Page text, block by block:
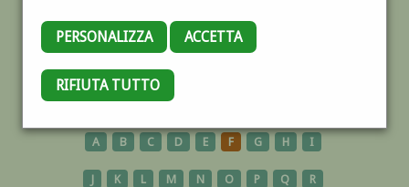
PERSONALIZZA ACCETTA
RIFIUTA TUTTO
RUSSIA
A B C D E F G H I
J K L M N O P Q R